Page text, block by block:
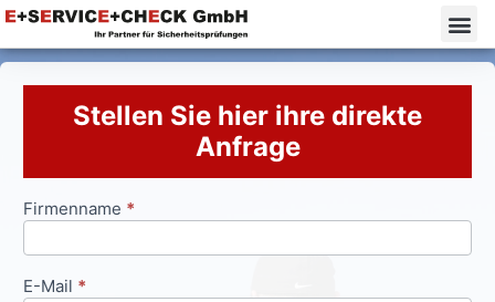
Stellen Sie hier ihre direkte
Anfrage
Anfrageformular
Firmenname *
E-Mail *